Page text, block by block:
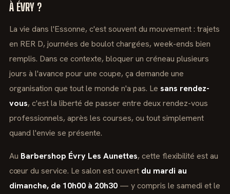
À ÉVRY ?
La vie dans l'Essonne, c'est souvent du mouvement : trajets
en RER D, journées de boulot chargées, week-ends bien
remplis. Dans ce contexte, bloquer un créneau plusieurs
jours à l'avance pour une coupe, ça demande une
organisation que tout le monde n'a pas. Le sans rendez-
vous, c'est la liberté de passer entre deux rendez-vous
professionnels, après les courses, ou tout simplement
quand l'envie se présente.
Au Barbershop Évry Les Aunettes, cette flexibilité est au
cœur du service. Le salon est ouvert du mardi au
dimanche, de 10h00 à 20h30 — y compris le samedi et le